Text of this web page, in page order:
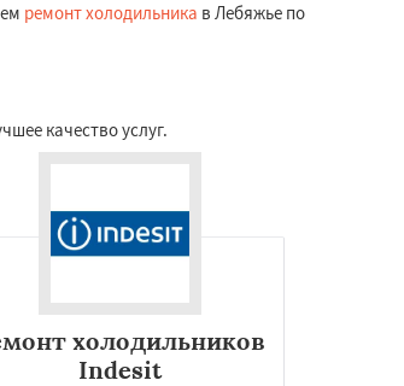
ремонт холодильника в Лебяжье по
качество услуг.
холодильников
Indesit